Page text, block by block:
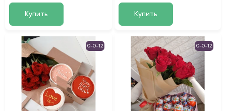
Купить Купить
0-0-12 0-0-12